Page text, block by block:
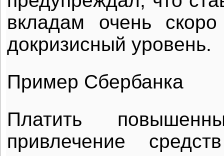
вкладам очень
докризисный уровень.
Пример Сбербанка
Платить
привлечение